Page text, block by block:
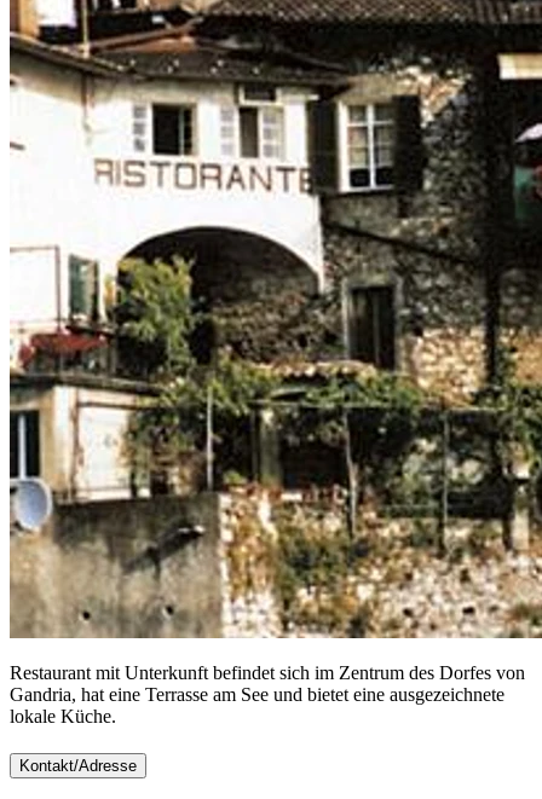
Restaurant mit Unterkunft befindet sich im Zentrum des Dorfes von
Gandria, hat eine Terrasse am See und bietet eine ausgezeichnete
lokale Küche.
Kontakt/Adresse